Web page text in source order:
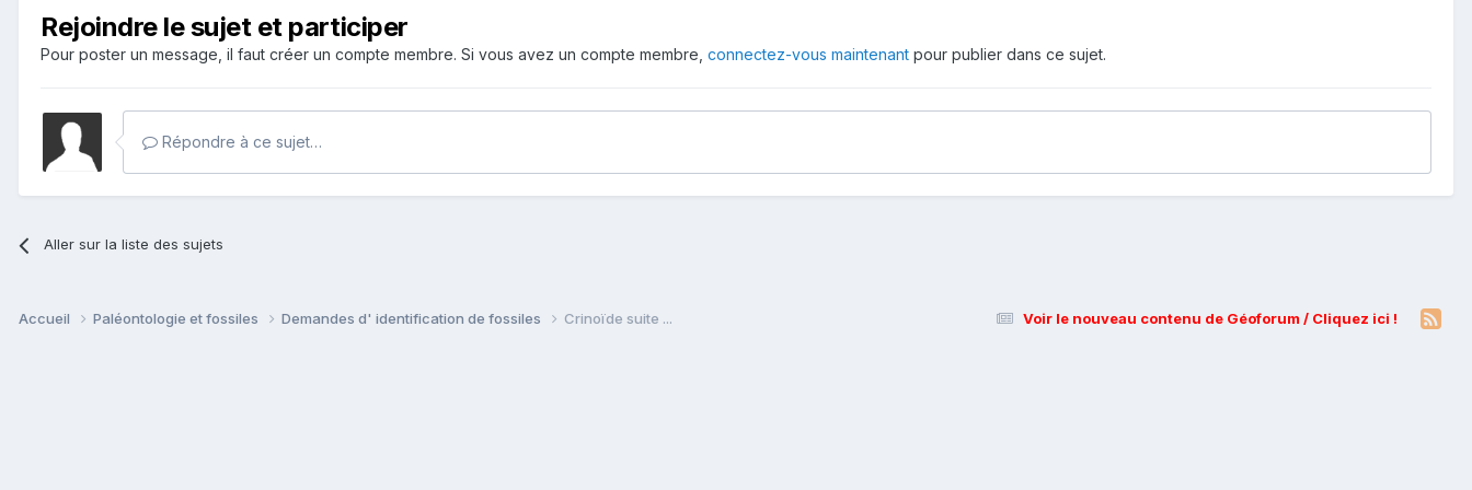
Rejoindre le sujet et participer
Pour poster un message, il faut créer un compte membre. Si vous avez un compte membre, connectez-vous maintenant pour publier dans ce sujet.
Répondre à ce sujet…
Aller sur la liste des sujets
Voir le nouveau contenu de Géoforum / Cliquez ici !
Accueil Paléontologie et fossiles Demandes d' identification de fossiles Crinoïde suite ...